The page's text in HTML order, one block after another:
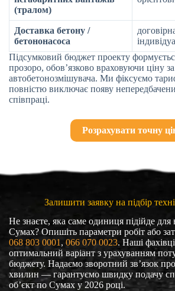
(тралом)
Доставка бетону /
бетононасоса
Підсумковий бюджет проекту
прозоро, обов’язково враховуючи ціну
автобетонозмішувача. Ми фіксуємо
повністю виключає появу
співпраці.
Розрахувати точну
Залишити заявку на підбір
Не знаєте, яка саме одиниця підійде
Сумах? Опишіть параметри робіт або
068 803 0001 , 066 070 0023. Наші
оптимальний варіант з урахуванням
бюджету. Надаємо зворотний зв’язок
хвилин — гарантуємо швидку подачу
об’єкт по Сумах у 2026 році.